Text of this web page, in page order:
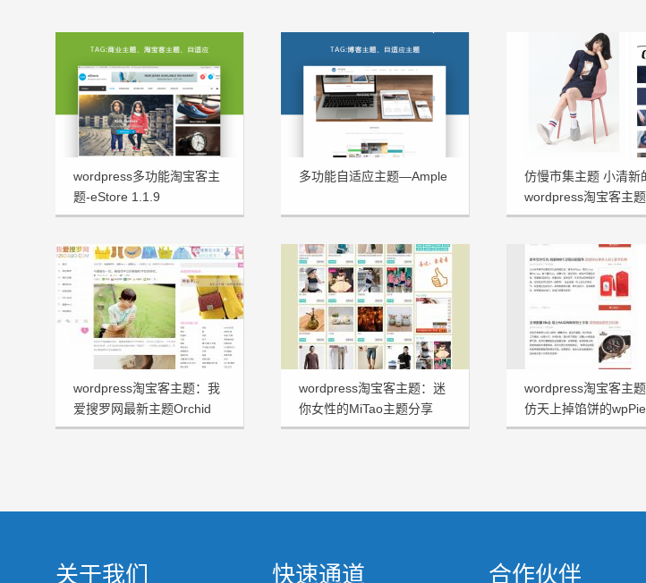
wordpress多功能淘宝客主
题-eStore 1.1.9
多功能自适应主题—Ample
仿慢市集主题 小清新
wordpress淘宝客主题
wordpress淘宝客主题：我
爱搜罗网最新主题Orchid
v3.0主题分享
wordpress淘宝客主题：迷
你女性的MiTao主题分享
wordpress淘宝客主
仿天上掉馅饼的
分享
关于我们 快速通道 合作伙伴